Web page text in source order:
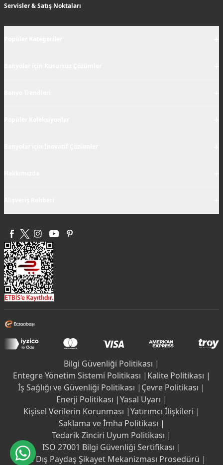
Servisler & Satış Noktaları
Bilgi Güvenliği Politikası |
Entegre Yönetim Sistemi Politikası | Kalite Politikası |
İş Sağlığı ve Güvenliği Politikası | Çevre Politikası |
Enerji Politikası |Yasal Uyarı |
Kişisel Verilerin Korunması |Yatırımcı İlişkileri |
Saklama ve İmha Politikası |
Tedarik Zinciri Uyum Politikası |
ISO 27001 Bilgi Güvenliği Sertifikası |
İç ve Dış Paydaş Şikayet Mekanizması Prosedürü |